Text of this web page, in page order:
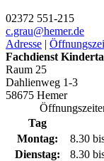
02372 551-215
c.grau@­hemer.de
Adresse |
Fachdienst
Raum 25
Dahlienweg 1-3
58675 Hemer
Tag
Montag:
8.30
Dienstag:
8.30